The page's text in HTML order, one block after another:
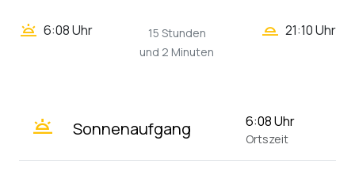
wb_twilight 6:08 Uhr
15 Stunden
und 2 Minuten
wb_twilight_2 21:10 Uhr
wb_twilight Sonnenaufgang 6:08 Uhr
Ortszeit